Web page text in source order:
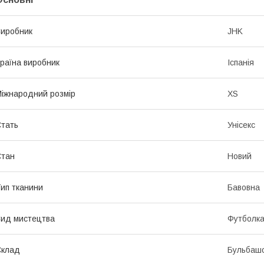
JHK
виробник Іспанія
розмір XS
Унісекс
Новий
тканини Бавовна
мистецтва Футболка